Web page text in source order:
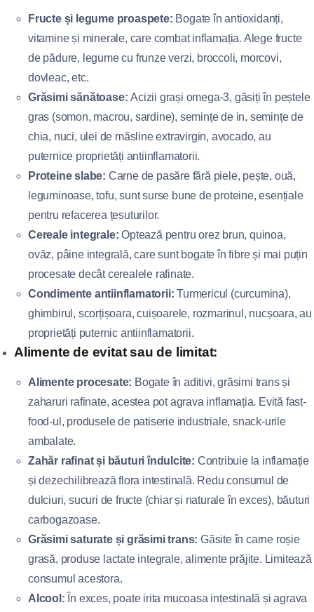
Fructe și legume proaspete: Bogate în antioxidanți,
vitamine și minerale, care combat inflamația. Alege fructe
de pădure, legume cu frunze verzi, broccoli, morcovi,
dovleac, etc.
Grăsimi sănătoase: Acizii grași omega-3, găsiți în peștele
gras (somon, macrou, sardine), semințe de in, semințe de
chia, nuci, ulei de măsline extravirgin, avocado, au
puternice proprietăți antiinflamatorii.
Proteine slabe: Carne de pasăre fără piele, pește, ouă,
leguminoase, tofu, sunt surse bune de proteine, esențiale
pentru refacerea țesuturilor.
Cereale integrale: Optează pentru orez brun, quinoa,
ovăz, pâine integrală, care sunt bogate în fibre și mai puțin
procesate decât cerealele rafinate.
Condimente antiinflamatorii: Turmericul (curcumina),
ghimbirul, scorțișoara, cuișoarele, rozmarinul, nucșoara, au
proprietăți puternic antiinflamatorii.
Alimente de evitat sau de limitat:
Alimente procesate: Bogate în aditivi, grăsimi trans și
zaharuri rafinate, acestea pot agrava inflamația. Evită fast-
food-ul, produsele de patiserie industriale, snack-urile
ambalate.
Zahăr rafinat și băuturi îndulcite: Contribuie la inflamație
și dezechilibrează flora intestinală. Redu consumul de
dulciuri, sucuri de fructe (chiar și naturale în exces), băuturi
carbogazoase.
Grăsimi saturate și grăsimi trans: Găsite în carne roșie
grasă, produse lactate integrale, alimente prăjite. Limitează
consumul acestora.
Alcool: În exces, poate irita mucoasa intestinală și agrava